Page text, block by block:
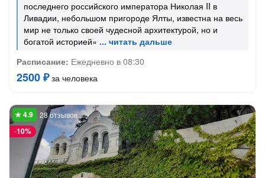
последнего российского императора Николая II в
Ливадии, небольшом пригороде Ялты, известна на весь
мир не только своей чудесной архитектурой, но и
богатой историей»
Расписание: Ежедневно в 08:30
2500 ₽за человека
-10%
28 отзывов